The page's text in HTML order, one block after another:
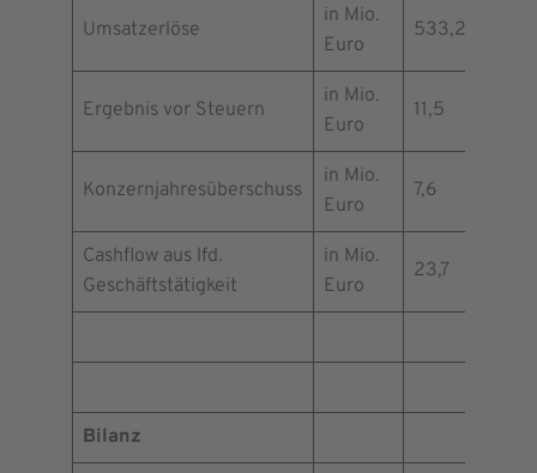
Umsatzerlöse
in Mio.
Euro
533,2
Ergebnis vor Steuern
in Mio.
Euro
11,5
Konzernjahresüberschuss
in Mio.
Euro
7,6
Cashflow aus lfd.
Geschäftstätigkeit
in Mio.
Euro
23,7
Bilanz